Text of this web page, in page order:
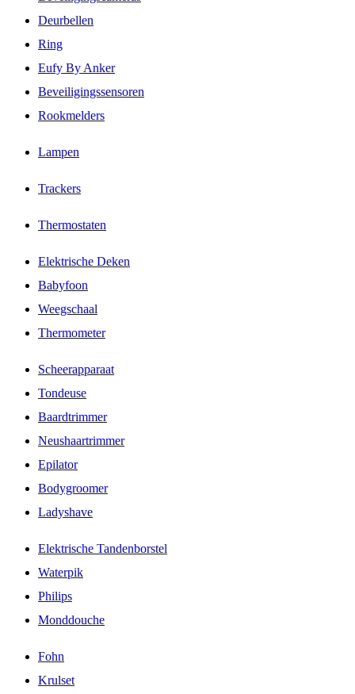
Deurbellen
Ring
Eufy By Anker
Beveiligingssensoren
Rookmelders
Lampen
Trackers
Thermostaten
Elektrische Deken
Babyfoon
Weegschaal
Thermometer
Scheerapparaat
Tondeuse
Baardtrimmer
Neushaartrimmer
Epilator
Bodygroomer
Ladyshave
Elektrische Tandenborstel
Waterpik
Philips
Monddouche
Fohn
Krulset